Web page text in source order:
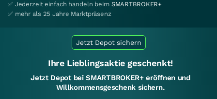
✅ Jederzeit einfach handeln beim SMARTBROKER+
✅ mehr als 25 Jahre Marktpräsenz
Jetzt Depot sichern
Ihre Lieblingsaktie geschenkt!
Jetzt Depot bei SMARTBROKER+ eröffnen und
Willkommensgeschenk sichern.